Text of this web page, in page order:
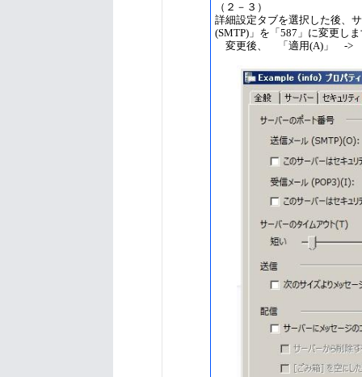
（２－３）
詳細設定タブを選択した後、
(SMTP)」を「587」に変更し
変更後、 「適用(A)」 ->